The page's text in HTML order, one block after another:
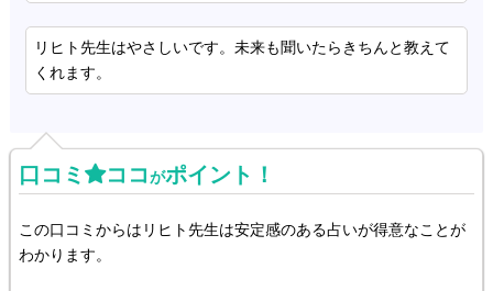
リヒト先生はやさしいです。未来も聞いたらきちんと教えて
くれます。
口コミ ココがポイント！
この口コミからはリヒト先生は安定感のある占いが得意なことが
わかります。